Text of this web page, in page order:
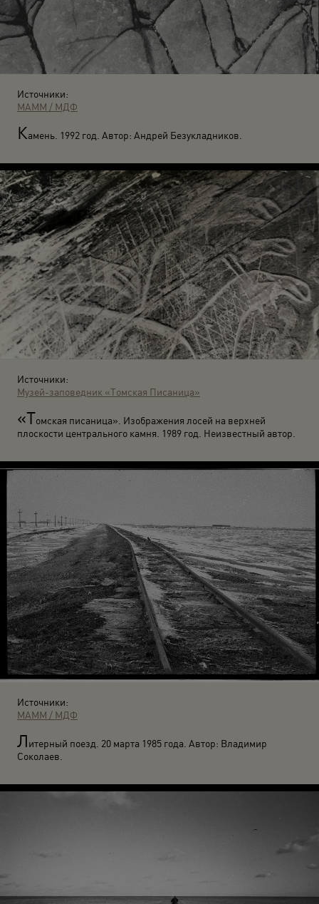
Источники:
МАММ / МДФ
Камень. 1992 год. Автор: Андрей Безукладников.
Источники:
Музей-заповедник «Томская Писаница»
«Томская писаница». Изображения лосей на верхней
плоскости центрального камня. 1989 год. Неизвестный автор.
Источники:
МАММ / МДФ
Литерный поезд. 20 марта 1985 года. Автор: Владимир
Соколаев.